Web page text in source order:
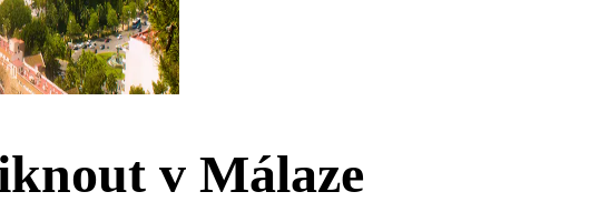
v Málaze